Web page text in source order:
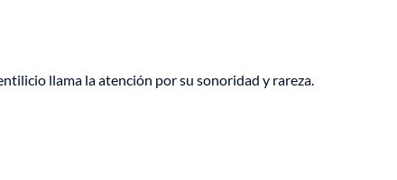
llama la atención por su sonoridad y rareza.